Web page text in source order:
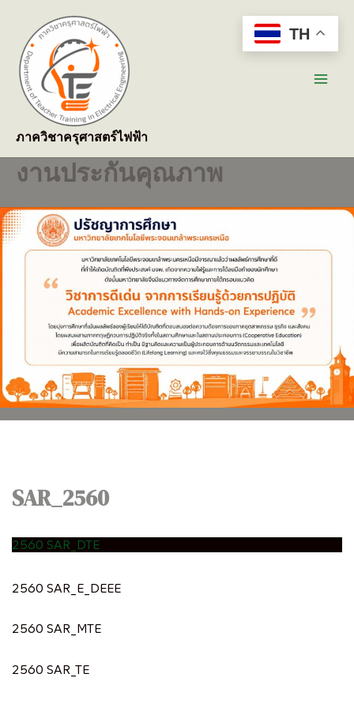
content
ภาควิชาครุศาสตร์ไฟฟ้า
งานประกันคุณภาพ
SAR_2560
2560 SAR_DTE
2560 SAR_E_DEEE
2560 SAR_MTE
2560 SAR_TE
TH